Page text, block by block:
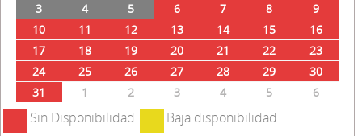
3
4 5 6 7 8
9
10
11 12 13 14 15
16
17
18 19 20 21 22
23
24
25 26 27 28 29
30
31
1 2 3 4 5 6
Sin Disponibilidad
Baja disponibilidad